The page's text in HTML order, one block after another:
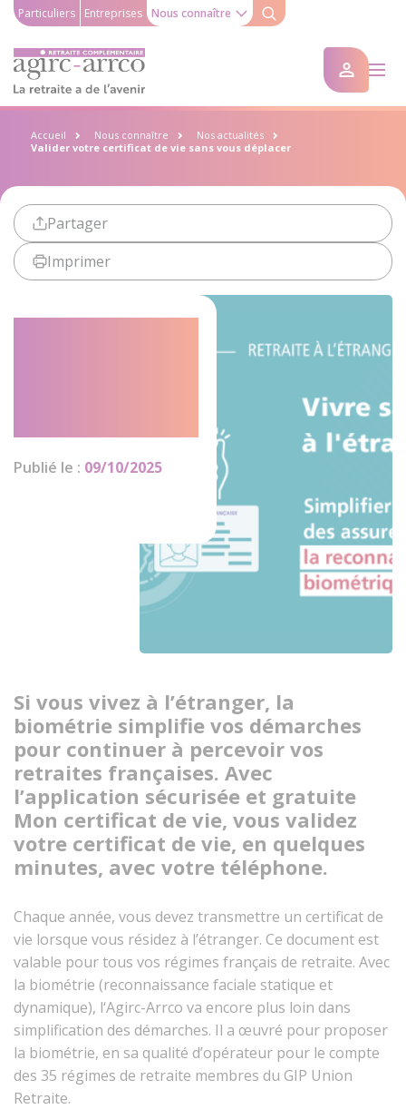
Particuliers Entreprises Nous connaître
Accueil Nous connaître
Nos actualités
Valider votre certificat de vie sans vous déplacer
Partager
Imprimer
Publié le : 09/10/2025
Si vous vivez à l’étranger, la
biométrie simplifie vos démarches
pour continuer à percevoir vos
retraites françaises. Avec
l’application sécurisée et gratuite
Mon certificat de vie, vous validez
votre certificat de vie, en quelques
minutes, avec votre téléphone.
Chaque année, vous devez transmettre un certificat de
vie lorsque vous résidez à l’étranger. Ce document est
valable pour tous vos régimes français de retraite. Avec
la biométrie (reconnaissance faciale statique et
dynamique), l‘Agirc-Arrco va encore plus loin dans
simplification des démarches. Il a œuvré pour proposer
la biométrie, en sa qualité d’opérateur pour le compte
des 35 régimes de retraite membres du GIP Union
Retraite.